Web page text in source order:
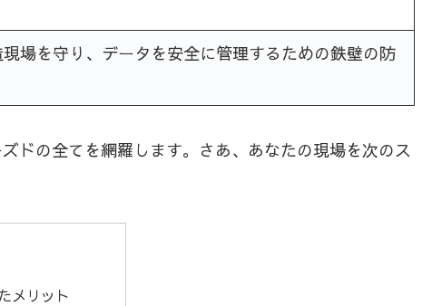
場を守り、データを安全に管理するための鉄壁の防
ドの全てを網羅します。さあ、あなたの現場を次のス
メリット